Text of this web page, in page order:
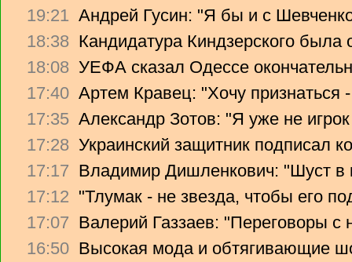
19:21 Андрей Гусин: "Я бы и с
18:38 Кандидатура Киндзерского была
18:08 УЕФА сказал Одессе
17:40 Артем Кравец: "Хочу признаться
17:35 Александр Зотов: "Я уже не
17:28 Украинский защитник подписал
17:17 Владимир Дишленкович: "Шуст в
17:12 "Тлумак - не звезда, чтобы его
17:07 Валерий Газзаев: "Переговоры с
16:50 Высокая мода и обтягивающие